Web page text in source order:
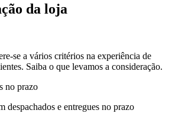
da loja
se a vários critérios na experiência de
Saiba o que levamos a consideração.
no prazo
despachados e entregues no prazo